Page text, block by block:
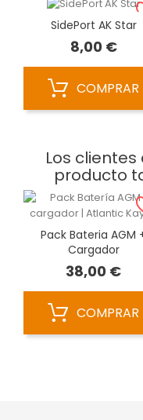
SidePort AK Star
8,00 €
COMPRAR
Los
producto
Pack Bateria AGM
Cargador
38,00 €
COMPRAR